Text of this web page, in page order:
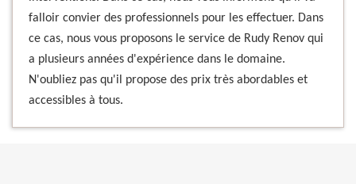
falloir convier des professionnels pour les effectuer. Dans
ce cas, nous vous proposons le service de Rudy Renov qui
a plusieurs années d'expérience dans le domaine.
N'oubliez pas qu'il propose des prix très abordables et
accessibles à tous.